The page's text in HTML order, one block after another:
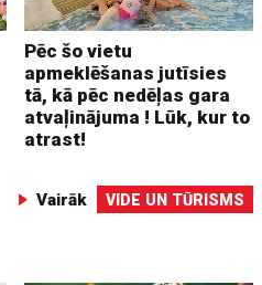
Pēc šo vietu
apmeklēšanas jutīsies
tā, kā pēc nedēļas gara
atvaļinājuma ! Lūk, kur to
atrast!
Vairāk VIDE UN TŪRISMS